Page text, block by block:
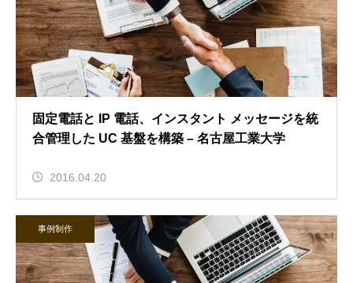
固定電話と IP 電話、インスタント メッセージを統
合管理した UC 基盤を構築 – 名古屋工業大学
2016.04.20
事例制作